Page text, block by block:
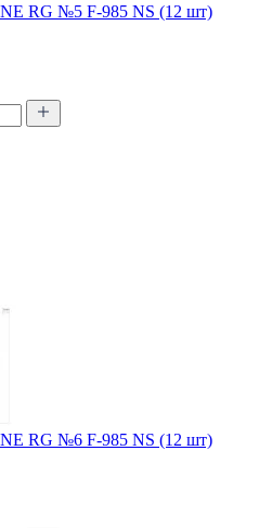
RG №5 F-985 NS (12 шт)
RG №6 F-985 NS (12 шт)